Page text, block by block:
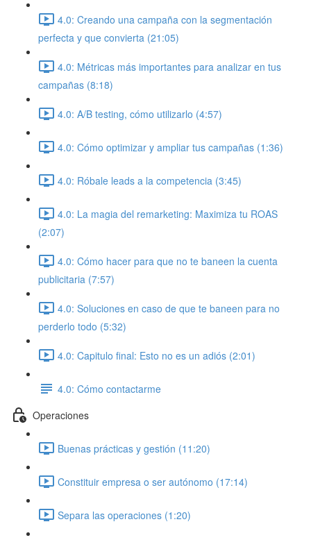
4.0: Creando una campaña con la segmentación
perfecta y que convierta (21:05)
4.0: Métricas más importantes para analizar en tus
campañas (8:18)
4.0: A/B testing, cómo utilizarlo (4:57)
4.0: Cómo optimizar y ampliar tus campañas (1:36)
4.0: Róbale leads a la competencia (3:45)
4.0: La magia del remarketing: Maximiza tu ROAS
(2:07)
4.0: Cómo hacer para que no te baneen la cuenta
publicitaria (7:57)
4.0: Soluciones en caso de que te baneen para no
perderlo todo (5:32)
4.0: Capitulo final: Esto no es un adiós (2:01)
4.0: Cómo contactarme
Operaciones
Buenas prácticas y gestión (11:20)
Constituir empresa o ser autónomo (17:14)
Separa las operaciones (1:20)